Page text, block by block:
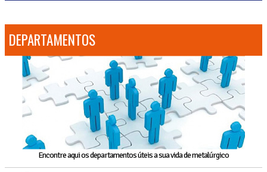
DEPARTAMENTOS
Encontre aqui os departamentos úteis a sua vida de metalúrgico